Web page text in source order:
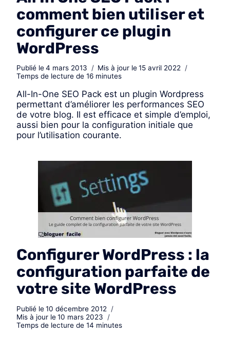
comment bien utiliser et
configurer ce plugin
WordPress
Publié le4 mars 2013 Mis à jour le 15 avril 2022
Temps de lecture de 16 minutes
All-In-One SEO Pack est un plugin Wordpress
permettant d’améliorer les performances SEO
de votre blog. Il est efficace et simple d’emploi,
aussi bien pour la configuration initiale que
pour l’utilisation courante.
Configurer WordPress : la
configuration parfaite de
votre site WordPress
Publié le10 décembre 2012
Mis à jour le10 mars 2023
Temps de lecture de 14 minutes